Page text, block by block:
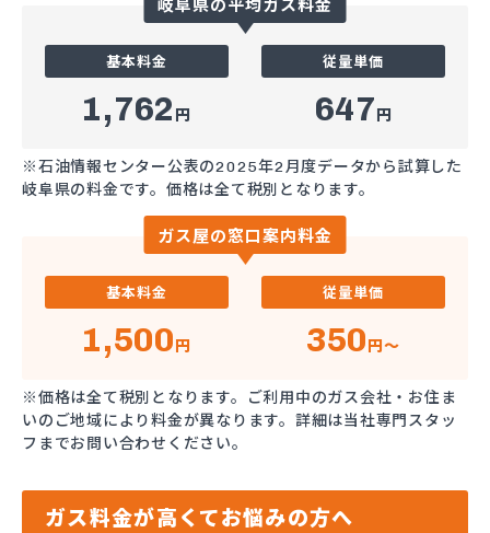
基本料金
1,762 円
従量単価
647円
※石油情報センター公表の2025年2月度データから試算した
岐阜県の料金です。価格は全て税別となります。
ガス屋の窓口案内料金
基本料金
1,500円
従量単価
350円～
※価格は全て税別となります。ご利用中のガス会社・お住ま
いのご地域により料金が異なります。詳細は当社専門スタッ
フまでお問い合わせください。
ガス料金が高くてお悩みの方へ